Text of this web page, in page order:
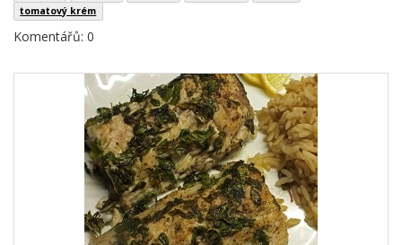
tomatový krém
Komentářů: 0